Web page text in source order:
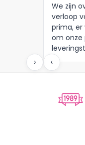
We zijn
verloop
prima,
om onze
Meer
‹
›